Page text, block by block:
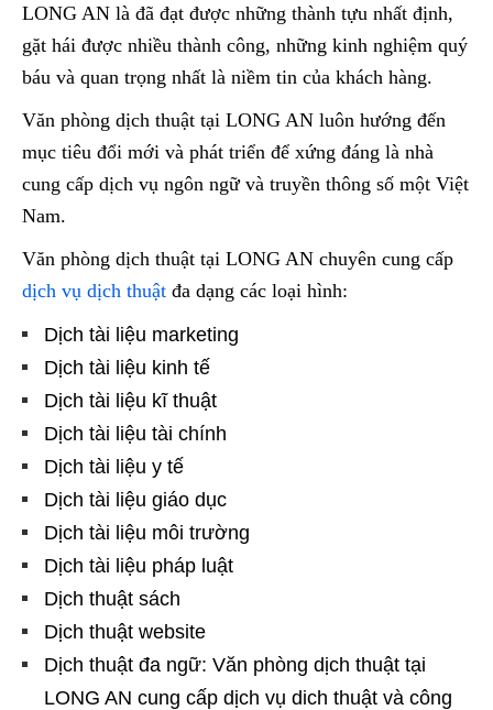
LONG AN là đã đạt được những thành tựu nhất định,
gặt hái được nhiều thành công, những kinh nghiệm quý
báu và quan trọng nhất là niềm tin của khách hàng.
Văn phòng dịch thuật tại LONG AN luôn hướng đến
mục tiêu đổi mới và phát triển để xứng đáng là nhà
cung cấp dịch vụ ngôn ngữ và truyền thông số một Việt
Nam.
Văn phòng dịch thuật tại LONG AN chuyên cung cấp
dịch vụ dịch thuật đa dạng các loại hình:
Dịch tài liệu marketing
Dịch tài liệu kinh tế
Dịch tài liệu kĩ thuật
Dịch tài liệu tài chính
Dịch tài liệu y tế
Dịch tài liệu giáo dục
Dịch tài liệu môi trường
Dịch tài liệu pháp luật
Dịch thuật sách
Dịch thuật website
Dịch thuật đa ngữ: Văn phòng dịch thuật tại
LONG AN cung cấp dịch vụ dich thuật và công